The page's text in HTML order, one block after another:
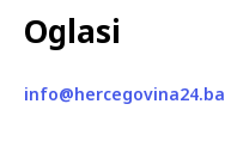
Oglasi
info@hercegovina24.ba